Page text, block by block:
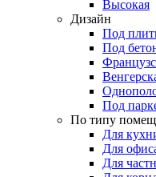
Высокая
Дизайн
Под
Под
Под
По типу
Для
Для
Для